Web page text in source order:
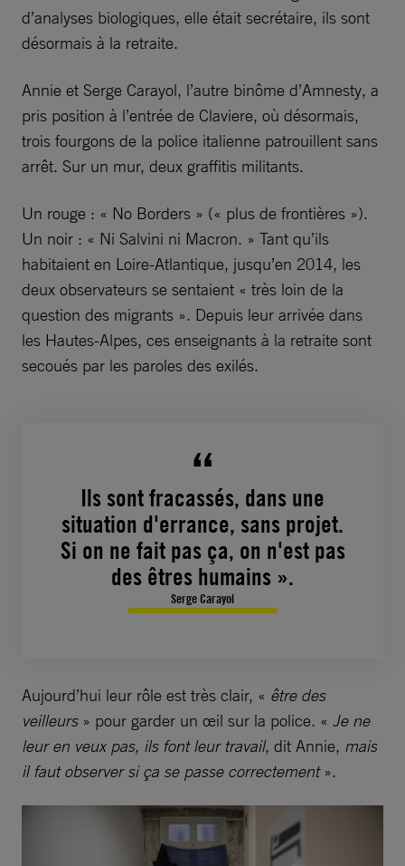
d’analyses biologiques, elle était secrétaire, ils sont
désormais à la retraite.
Annie et Serge Carayol, l’autre binôme d’Amnesty, a
pris position à l’entrée de Claviere, où désormais,
trois fourgons de la police italienne patrouillent sans
arrêt. Sur un mur, deux graffitis militants.
Un rouge : « No Borders » (« plus de frontières »).
Un noir : « Ni Salvini ni Macron. » Tant qu’ils
habitaient en Loire-Atlantique, jusqu’en 2014, les
deux observateurs se sentaient « très loin de la
question des migrants ». Depuis leur arrivée dans
les Hautes-Alpes, ces enseignants à la retraite sont
secoués par les paroles des exilés.
Ils sont fracassés, dans une
situation d'errance, sans projet.
Si on ne fait pas ça, on n'est pas
des êtres humains ».
Serge Carayol
Aujourd’hui leur rôle est très clair, « être des
veilleurs» pour garder un œil sur la police. « Je ne
leur en veux pas, ils font leur travail, dit Annie, mais
il faut observer si ça se passe correctement».